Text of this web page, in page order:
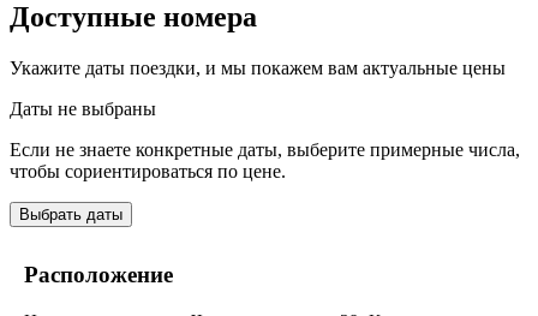
Доступные номера
Укажите даты поездки, и мы покажем вам актуальные цены
Даты не выбраны
Если не знаете конкретные даты, выберите примерные числа,
чтобы сориентироваться по цене.
Выбрать даты
Расположение